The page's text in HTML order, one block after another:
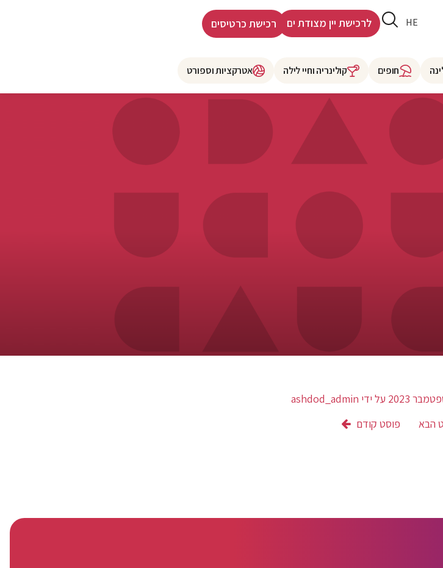
HE
RU
לרכישת יין מצודת ים רכישת כרטיסים
חופים קולינריה וחיי לילה אטרקציות וספורט
על ידי ashdod_admin
פוסט קודם
הבא